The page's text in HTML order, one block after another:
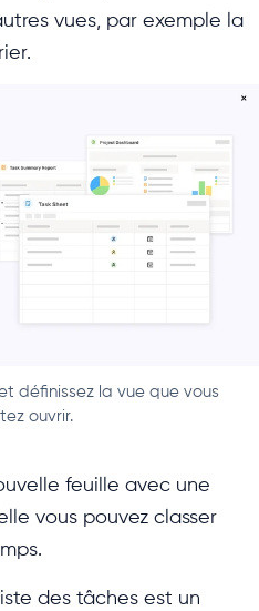
vues, par exemple la
définissez la vue que vous
ouvrir.
feuille avec une
vous pouvez classer
des tâches est un